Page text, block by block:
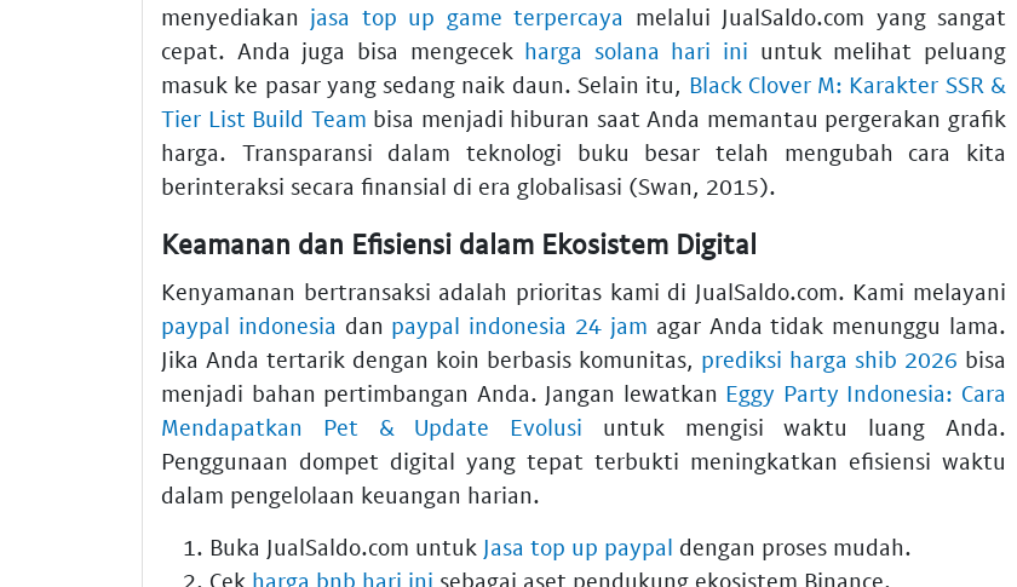
menyediakan jasa top up game terpercaya melalui JualSaldo.com yang sangat
cepat. Anda juga bisa mengecek harga solana hari ini untuk melihat peluang
masuk ke pasar yang sedang naik daun. Selain itu, Black Clover M: Karakter SSR &
Tier List Build Team bisa menjadi hiburan saat Anda memantau pergerakan grafik
harga. Transparansi dalam teknologi buku besar telah mengubah cara kita
berinteraksi secara finansial di era globalisasi (Swan, 2015).
Keamanan dan Efisiensi dalam Ekosistem Digital
Kenyamanan bertransaksi adalah prioritas kami di JualSaldo.com. Kami melayani
paypal indonesia dan paypal indonesia 24 jam agar Anda tidak menunggu lama.
Jika Anda tertarik dengan koin berbasis komunitas, prediksi harga shib 2026 bisa
menjadi bahan pertimbangan Anda. Jangan lewatkan Eggy Party Indonesia: Cara
Mendapatkan Pet & Update Evolusi untuk mengisi waktu luang Anda.
Penggunaan dompet digital yang tepat terbukti meningkatkan efisiensi waktu
dalam pengelolaan keuangan harian.
Buka JualSaldo.com untuk Jasa top up paypal dengan proses mudah.
Cek harga bnb hari ini sebagai aset pendukung ekosistem Binance.